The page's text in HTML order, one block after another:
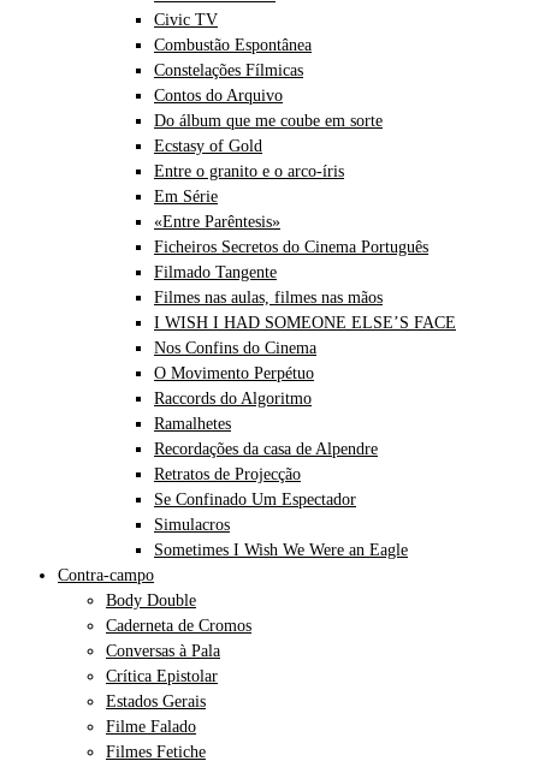
Civic TV
Combustão Espontânea
Constelações Fílmicas
Contos do Arquivo
Do álbum que me coube em sorte
Ecstasy of Gold
Entre o granito e o arco-íris
Em Série
«Entre Parêntesis»
Ficheiros Secretos do Cinema Português
Filmado Tangente
Filmes nas aulas, filmes nas mãos
I WISH I HAD SOMEONE ELSE’S FACE
Nos Confins do Cinema
O Movimento Perpétuo
Raccords do Algoritmo
Ramalhetes
Recordações da casa de Alpendre
Retratos de Projecção
Se Confinado Um Espectador
Simulacros
Sometimes I Wish We Were an Eagle
Contra-campo
Body Double
Caderneta de Cromos
Conversas à Pala
Crítica Epistolar
Estados Gerais
Filme Falado
Filmes Fetiche